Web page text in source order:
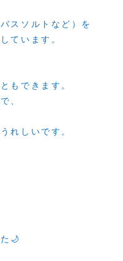
スソルトなど）を
ています。
もできます。
、
れしいです。
🌙